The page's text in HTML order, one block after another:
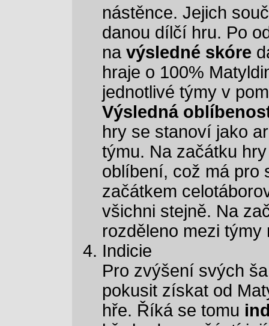
nástěnce. Jejich
danou dílčí hru. Po
na výsledné skóre
hraje o 100%
jednotlivé týmy v
Výsledná
hry se stanoví jako
týmu. Na začátku
oblíbení, což má pro
začátkem
všichni stejně. Na
rozděleno mezi týmy
Indicie
Pro zvýšení svých
pokusit získat od
hře. Říká se tomu